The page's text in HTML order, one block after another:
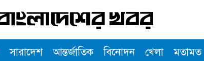
সারাদেশ আন্তর্জাতিক বিনোদন খেলা মতামত